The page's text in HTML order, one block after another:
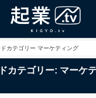
カテゴリー マーケティング
カテゴリー: マーケ